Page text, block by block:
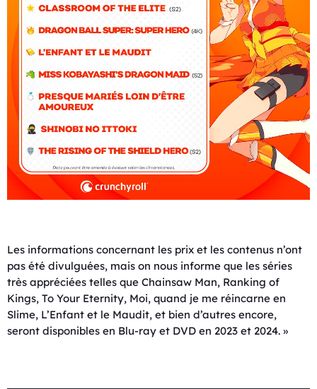
Les informations concernant les prix et les contenus n’ont
pas été divulguées, mais on nous informe que les séries
très appréciées telles que Chainsaw Man, Ranking of
Kings, To Your Eternity, Moi, quand je me réincarne en
Slime, L’Enfant et le Maudit, et bien d’autres encore,
seront disponibles en Blu-ray et DVD en 2023 et 2024. »